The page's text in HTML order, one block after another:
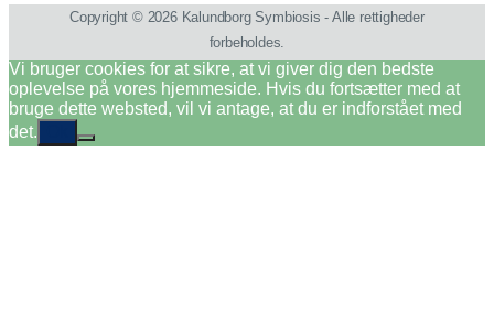
Copyright © 2026 Kalundborg Symbiosis - Alle rettigheder
forbeholdes.
Vi bruger cookies for at sikre, at vi giver dig den bedste
oplevelse på vores hjemmeside. Hvis du fortsætter med at
bruge dette websted, vil vi antage, at du er indforstået med
det.